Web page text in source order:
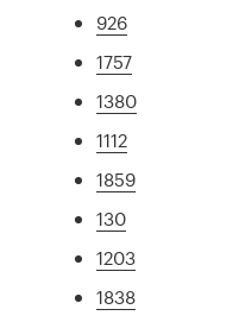
926
1757
1380
1112
1859
130
1203
1838